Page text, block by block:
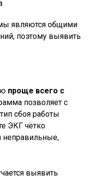
являются общими
поэтому выявить
проще всего с
позволяет с
сбоя работы
ЭКГ чётко
выявить